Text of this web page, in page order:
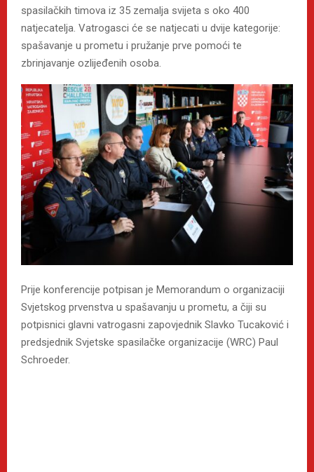
spasilačkih timova iz 35 zemalja svijeta s oko 400
natjecatelja. Vatrogasci će se natjecati u dvije kategorije:
spašavanje u prometu i pružanje prve pomoći te
zbrinjavanje ozlijeđenih osoba.
Prije konferencije potpisan je Memorandum o organizaciji
Svjetskog prvenstva u spašavanju u prometu, a čiji su
potpisnici glavni vatrogasni zapovjednik Slavko Tucaković i
predsjednik Svjetske spasilačke organizacije (WRC) Paul
Schroeder.